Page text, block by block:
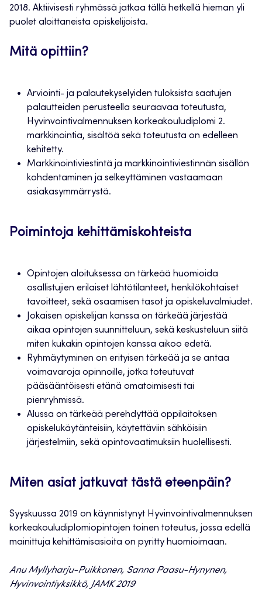
2018. Aktiivisesti ryhmässä jatkaa tällä hetkellä hieman yli
puolet aloittaneista opiskelijoista.
Mitä opittiin?
Arviointi- ja palautekyselyiden tuloksista saatujen
palautteiden perusteella seuraavaa toteutusta,
Hyvinvointivalmennuksen korkeakouludiplomi 2.
markkinointia, sisältöä sekä toteutusta on edelleen
kehitetty.
Markkinointiviestintä ja markkinointiviestinnän sisällön
kohdentaminen ja selkeyttäminen vastaamaan
asiakasymmärrystä.
Poimintoja kehittämiskohteista
Opintojen aloituksessa on tärkeää huomioida
osallistujien erilaiset lähtötilanteet, henkilökohtaiset
tavoitteet, sekä osaamisen tasot ja opiskeluvalmiudet.
Jokaisen opiskelijan kanssa on tärkeää järjestää
aikaa opintojen suunnitteluun, sekä keskusteluun siitä
miten kukakin opintojen kanssa aikoo edetä.
Ryhmäytyminen on erityisen tärkeää ja se antaa
voimavaroja opinnoille, jotka toteutuvat
pääsääntöisesti etänä omatoimisesti tai
pienryhmissä.
Alussa on tärkeää perehdyttää oppilaitoksen
opiskelukäytänteisiin, käytettäviin sähköisiin
järjestelmiin, sekä opintovaatimuksiin huolellisesti.
Miten asiat jatkuvat tästä eteenpäin?
Syyskuussa 2019 on käynnistynyt Hyvinvointivalmennuksen
korkeakouludiplomiopintojen toinen toteutus, jossa edellä
mainittuja kehittämisasioita on pyritty huomioimaan.
Anu Myllyharju-Puikkonen, Sanna Paasu-Hynynen,
Hyvinvointiyksikkö, JAMK 2019